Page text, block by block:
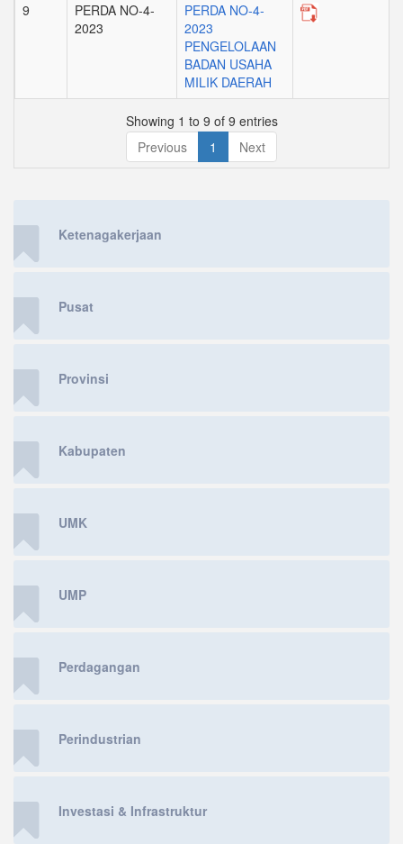
9
PERDA NO-4-
2023
PERDA NO-4-
2023
PENGELOLAAN
BADAN USAHA
MILIK DAERAH
Showing 1 to 9 of 9 entries
Previous
1 Next
Ketenagakerjaan
Pusat
Provinsi
Kabupaten
UMK
UMP
Perdagangan
Perindustrian
Investasi & Infrastruktur